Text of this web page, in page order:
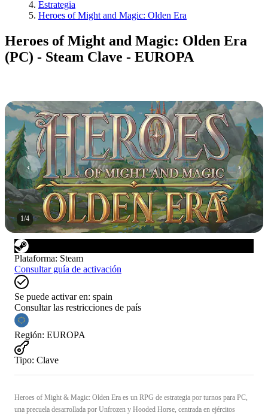
Estrategia
Heroes of Might and Magic: Olden Era
Heroes of Might and Magic: Olden Era
(PC) - Steam Clave - EUROPA
1/4
Plataforma: Steam
Consultar guía de activación
Se puede activar en: spain
Consultar las restricciones de país
Región: EUROPA
Tipo: Clave
Heroes of Might & Magic: Olden Era es un RPG de estrategia por turnos para PC,
una precuela desarrollada por Unfrozen y Hooded Horse, centrada en ejércitos